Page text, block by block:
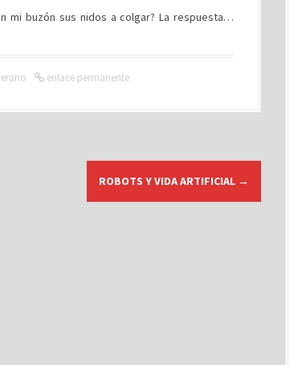
mi buzón sus nidos a colgar? La respuesta…
enlace permanente
ROBOTS Y VIDA ARTIFICIAL →